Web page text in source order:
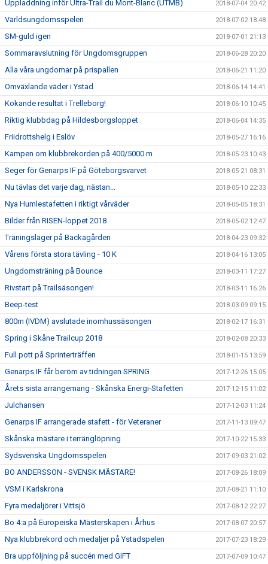
Uppladdning inför Ultra-Trail du Mont-Blanc (UTMB) 2018-07-04 20:42
Världsungdomsspelen 2018-07-02 18:48
SM-guld igen 2018-07-01 21:13
Sommaravslutning för Ungdomsgruppen 2018-06-28 20:20
Alla våra ungdomar på prispallen 2018-06-21 11:20
Omväxlande väder i Ystad 2018-06-14 14:41
Kokande resultat i Trelleborg! 2018-06-10 10:45
Riktig klubbdag på Hildesborgsloppet 2018-06-04 14:35
Friidrottshelg i Eslöv 2018-05-27 16:16
Kampen om klubbrekorden på 400/5000 m 2018-05-23 10:43
Seger för Genarps IF på Göteborgsvarvet 2018-05-21 08:31
Nu tävlas det varje dag, nästan... 2018-05-10 22:33
Nya Humlestafetten i riktigt vårväder 2018-05-05 18:31
Bilder från RISEN-loppet 2018 2018-05-02 12:47
Träningsläger på Backagården 2018-04-23 09:32
Vårens första stora tävling - 10 K 2018-04-16 13:05
Ungdomsträning på Bounce 2018-03-11 17:27
Rivstart på Trailsäsongen! 2018-03-11 16:26
Beep-test 2018-03-09 09:15
800m (IVDM) avslutade inomhussäsongen 2018-02-17 16:31
Spring i Skåne Trailcup 2018 2018-02-08 20:33
Full pott på Sprinterträffen 2018-01-15 13:59
Genarps IF får beröm av tidningen SPRING 2017-12-26 15:05
Årets sista arrangemang - Skånska Energi-Stafetten 2017-12-15 11:02
Julchansen 2017-12-03 11:24
Genarps IF arrangerade stafett - för Veteraner 2017-11-13 09:47
Skånska mästare i terränglöpning 2017-10-22 15:33
Sydsvenska Ungdomsspelen 2017-09-03 21:02
BO ANDERSSON - SVENSK MÄSTARE! 2017-08-26 18:09
VSM i Karlskrona 2017-08-21 11:10
Fyra medaljörer i Vittsjö 2017-08-12 22:27
Bo 4:a på Europeiska Mästerskapen i Århus 2017-08-07 20:57
Nya klubbrekord och medaljer på Ystadspelen 2017-07-23 18:29
Bra uppföljning på succén med GIFT 2017-07-09 10:47